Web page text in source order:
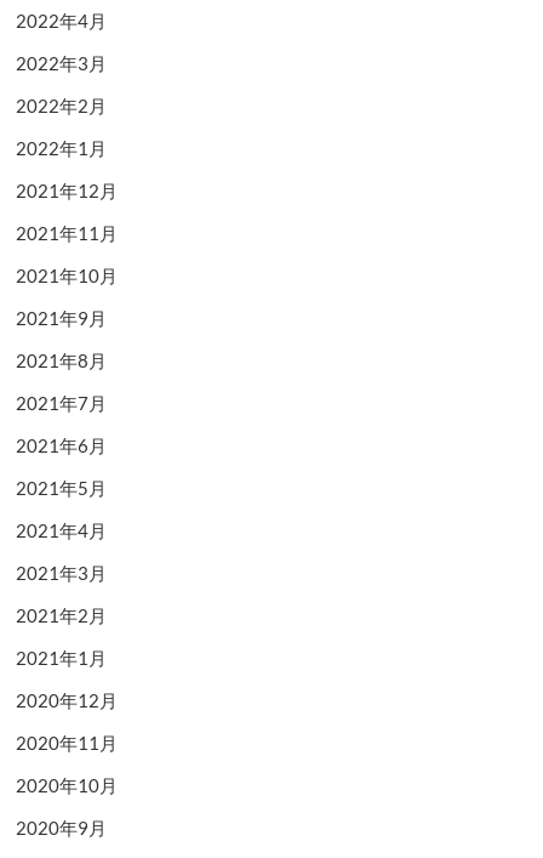
2022年4月
2022年3月
2022年2月
2022年1月
2021年12月
2021年11月
2021年10月
2021年9月
2021年8月
2021年7月
2021年6月
2021年5月
2021年4月
2021年3月
2021年2月
2021年1月
2020年12月
2020年11月
2020年10月
2020年9月